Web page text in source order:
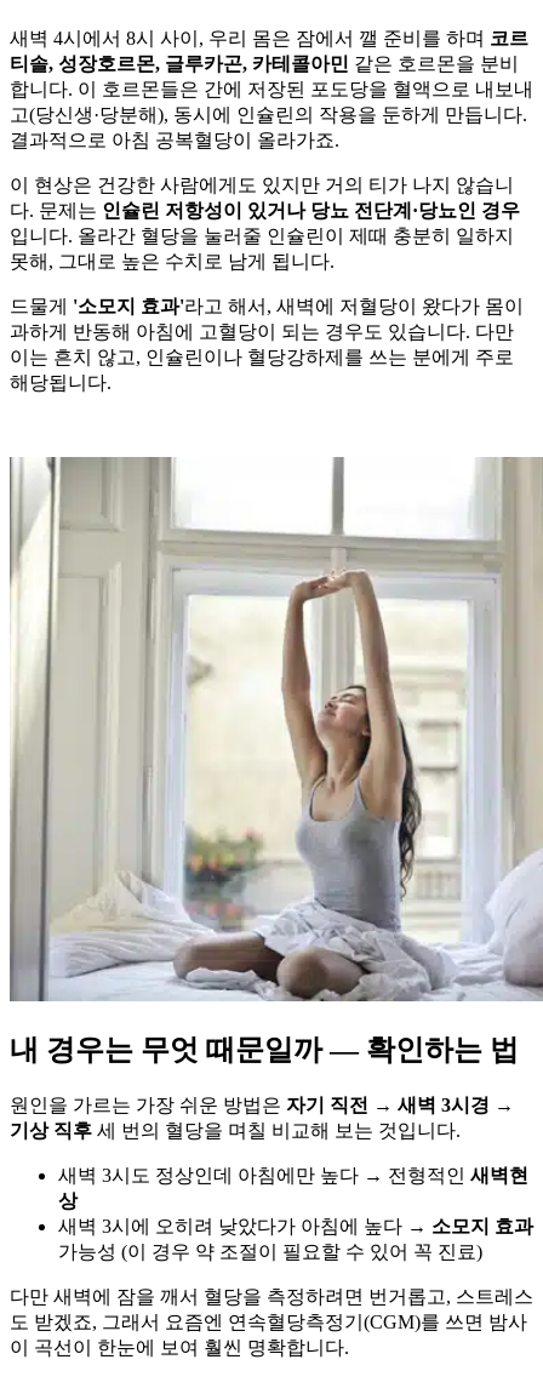
새벽 4시에서 8시 사이, 우리 몸은 잠에서 깰 준비를 하며 코르
티솔, 성장호르몬, 글루카곤, 카테콜아민 같은 호르몬을 분비
합니다. 이 호르몬들은 간에 저장된 포도당을 혈액으로 내보내
고(당신생·당분해), 동시에 인슐린의 작용을 둔하게 만듭니다.
결과적으로 아침 공복혈당이 올라가죠.
이 현상은 건강한 사람에게도 있지만 거의 티가 나지 않습니
다. 문제는 인슐린 저항성이 있거나 당뇨 전단계·당뇨인 경우
입니다. 올라간 혈당을 눌러줄 인슐린이 제때 충분히 일하지
못해, 그대로 높은 수치로 남게 됩니다.
드물게 '소모지 효과'라고 해서, 새벽에 저혈당이 왔다가 몸이
과하게 반동해 아침에 고혈당이 되는 경우도 있습니다. 다만
이는 흔치 않고, 인슐린이나 혈당강하제를 쓰는 분에게 주로
해당됩니다.
내 경우는 무엇 때문일까 — 확인하는 법
원인을 가르는 가장 쉬운 방법은 자기 직전 → 새벽 3시경 →
기상 직후 세 번의 혈당을 며칠 비교해 보는 것입니다.
새벽 3시도 정상인데 아침에만 높다 → 전형적인 새벽현
상
새벽 3시에 오히려 낮았다가 아침에 높다 → 소모지 효과
가능성 (이 경우 약 조절이 필요할 수 있어 꼭 진료)
다만 새벽에 잠을 깨서 혈당을 측정하려면 번거롭고, 스트레스
도 받겠죠, 그래서 요즘엔 연속혈당측정기(CGM)를 쓰면 밤사
이 곡선이 한눈에 보여 훨씬 명확합니다.